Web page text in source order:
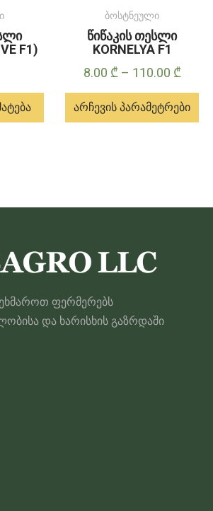
F1)
ბოსტნეული
წიწაკის თესლი
KORNELYA F1
8.00 ₾ – 110.00 ₾Price
8.00
არჩევის პარამეტრები
შეიძლება
შეირჩეს
ფერმერებს
და ხარისხის გაზრდაში